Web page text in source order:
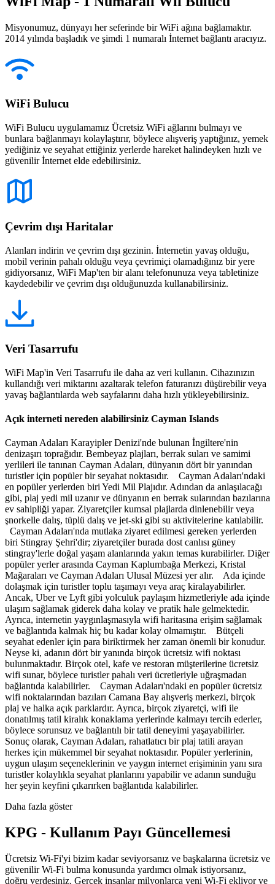
Misyonumuz, dünyayı her seferinde bir WiFi ağına bağlamaktır.
2014 yılında başladık ve şimdi 1 numaralı İnternet bağlantı aracıyız.
WiFi Bulucu
WiFi Bulucu uygulamamız Ücretsiz WiFi ağlarını bulmayı ve
bunlara bağlanmayı kolaylaştırır, böylece alışveriş yaptığınız, yemek
yediğiniz ve seyahat ettiğiniz yerlerde hareket halindeyken hızlı ve
güvenilir İnternet elde edebilirsiniz.
Çevrim dışı Haritalar
Alanları indirin ve çevrim dışı gezinin. İnternetin yavaş olduğu,
mobil verinin pahalı olduğu veya çevrimiçi olamadığınız bir yere
gidiyorsanız, WiFi Map'ten bir alanı telefonunuza veya tabletinize
kaydedebilir ve çevrim dışı olduğunuzda kullanabilirsiniz.
Veri Tasarrufu
WiFi Map'in Veri Tasarrufu ile daha az veri kullanın. Cihazınızın
kullandığı veri miktarını azaltarak telefon faturanızı düşürebilir veya
yavaş bağlantılarda web sayfalarını daha hızlı yükleyebilirsiniz.
Açık interneti nereden alabilirsiniz Cayman Islands
Cayman Adaları Karayipler Denizi'nde bulunan İngiltere'nin
denizaşırı toprağıdır. Bembeyaz plajları, berrak suları ve samimi
yerlileri ile tanınan Cayman Adaları, dünyanın dört bir yanından
turistler için popüler bir seyahat noktasıdır. Cayman Adaları'ndaki
en popüler yerlerden biri Yedi Mil Plajıdır. Adından da anlaşılacağı
gibi, plaj yedi mil uzanır ve dünyanın en berrak sularından bazılarına
ev sahipliği yapar. Ziyaretçiler kumsal plajlarda dinlenebilir veya
şnorkelle dalış, tüplü dalış ve jet-ski gibi su aktivitelerine katılabilir.
Cayman Adaları'nda mutlaka ziyaret edilmesi gereken yerlerden
biri Stingray Şehri'dir; ziyaretçiler burada dost canlısı güney
stingray'lerle doğal yaşam alanlarında yakın temas kurabilirler. Diğer
popüler yerler arasında Cayman Kaplumbağa Merkezi, Kristal
Mağaraları ve Cayman Adaları Ulusal Müzesi yer alır. Ada içinde
dolaşmak için turistler toplu taşımayı veya araç kiralayabilirler.
Ancak, Uber ve Lyft gibi yolculuk paylaşım hizmetleriyle ada içinde
ulaşım sağlamak giderek daha kolay ve pratik hale gelmektedir.
Ayrıca, internetin yaygınlaşmasıyla wifi haritasına erişim sağlamak
ve bağlantıda kalmak hiç bu kadar kolay olmamıştır. Bütçeli
seyahat edenler için para biriktirmek her zaman önemli bir konudur.
Neyse ki, adanın dört bir yanında birçok ücretsiz wifi noktası
bulunmaktadır. Birçok otel, kafe ve restoran müşterilerine ücretsiz
wifi sunar, böylece turistler pahalı veri ücretleriyle uğraşmadan
bağlantıda kalabilirler. Cayman Adaları'ndaki en popüler ücretsiz
wifi noktalarından bazıları Camana Bay alışveriş merkezi, birçok
plaj ve halka açık parklardır. Ayrıca, birçok ziyaretçi, wifi ile
donatılmış tatil kiralık konaklama yerlerinde kalmayı tercih ederler,
böylece sorunsuz ve bağlantılı bir tatil deneyimi yaşayabilirler.
Sonuç olarak, Cayman Adaları, rahatlatıcı bir plaj tatili arayan
herkes için mükemmel bir seyahat noktasıdır. Popüler yerlerinin,
uygun ulaşım seçeneklerinin ve yaygın internet erişiminin yanı sıra
turistler kolaylıkla seyahat planlarını yapabilir ve adanın sunduğu
her şeyin keyfini çıkarırken bağlantıda kalabilirler.
Daha fazla göster
KPG - Kullanım Payı Güncellemesi
Ücretsiz Wi-Fi'yi bizim kadar seviyorsanız ve başkalarına ücretsiz ve
güvenilir Wi-Fi bulma konusunda yardımcı olmak istiyorsanız,
doğru yerdesiniz. Gerçek insanlar milyonlarca yeni Wi-Fi ekliyor ve